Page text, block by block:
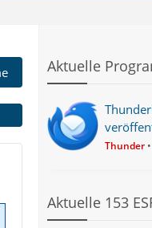
Aktuelle
Thunder
Aktuelle 153